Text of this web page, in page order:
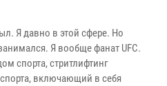
Я давно в этой сфере. Но
Я вообще фанат UFC.
спорта, стритлифтинг
включающий в себя